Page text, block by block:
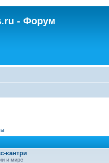
- Форум
кантри
и мире